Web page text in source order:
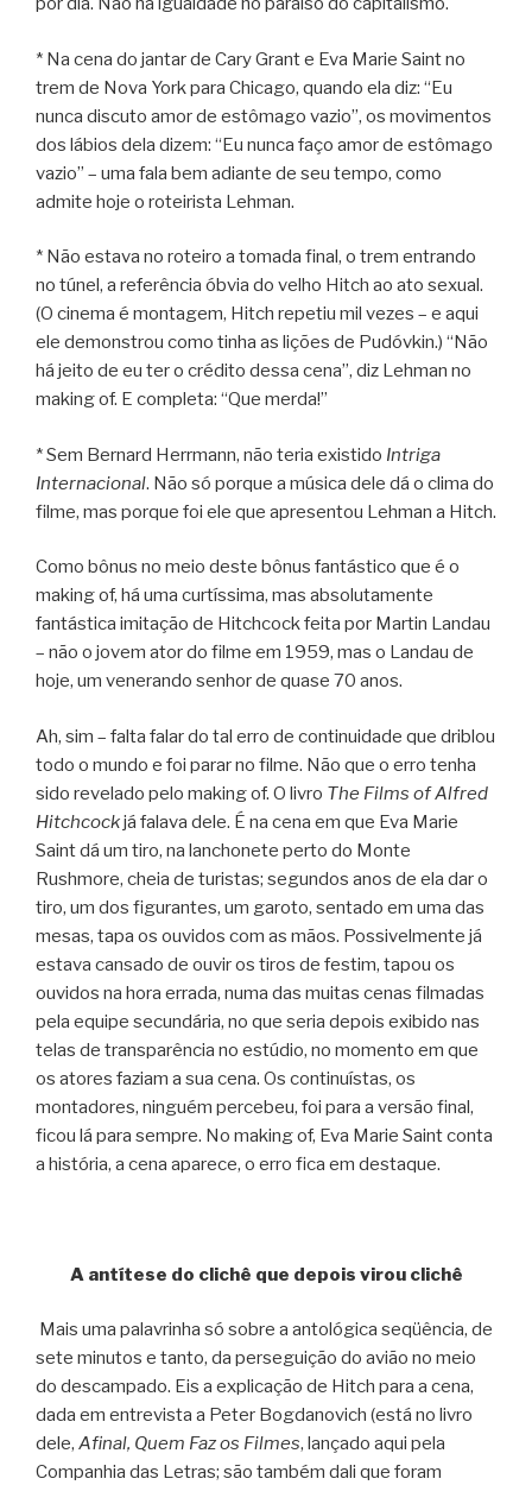
* Na cena do jantar de Cary Grant e Eva Marie Saint no
trem de Nova York para Chicago, quando ela diz: “Eu
nunca discuto amor de estômago vazio”, os movimentos
dos lábios dela dizem: “Eu nunca faço amor de estômago
vazio” – uma fala bem adiante de seu tempo, como
admite hoje o roteirista Lehman.
* Não estava no roteiro a tomada final, o trem entrando
no túnel, a referência óbvia do velho Hitch ao ato sexual.
(O cinema é montagem, Hitch repetiu mil vezes – e aqui
ele demonstrou como tinha as lições de Pudóvkin.) “Não
há jeito de eu ter o crédito dessa cena”, diz Lehman no
making of. E completa: “Que merda!”
* Sem Bernard Herrmann, não teria existido Intriga
Internacional. Não só porque a música dele dá o clima do
filme, mas porque foi ele que apresentou Lehman a Hitch.
Como bônus no meio deste bônus fantástico que é o
making of, há uma curtíssima, mas absolutamente
fantástica imitação de Hitchcock feita por Martin Landau
– não o jovem ator do filme em 1959, mas o Landau de
hoje, um venerando senhor de quase 70 anos.
Ah, sim – falta falar do tal erro de continuidade que driblou
todo o mundo e foi parar no filme. Não que o erro tenha
sido revelado pelo making of. O livro The Films of Alfred
Hitchcockjá falava dele. É na cena em que Eva Marie
Saint dá um tiro, na lanchonete perto do Monte
Rushmore, cheia de turistas; segundos anos de ela dar o
tiro, um dos figurantes, um garoto, sentado em uma das
mesas, tapa os ouvidos com as mãos. Possivelmente já
estava cansado de ouvir os tiros de festim, tapou os
ouvidos na hora errada, numa das muitas cenas filmadas
pela equipe secundária, no que seria depois exibido nas
telas de transparência no estúdio, no momento em que
os atores faziam a sua cena. Os continuístas, os
montadores, ninguém percebeu, foi para a versão final,
ficou lá para sempre. No making of, Eva Marie Saint conta
a história, a cena aparece, o erro fica em destaque.
A antítese do clichê que depois virou clichê
Mais uma palavrinha só sobre a antológica seqüência, de
sete minutos e tanto, da perseguição do avião no meio
do descampado. Eis a explicação de Hitch para a cena,
dada em entrevista a Peter Bogdanovich (está no livro
dele, Afinal, Quem Faz os Filmes, lançado aqui pela
Companhia das Letras; são também dali que foram